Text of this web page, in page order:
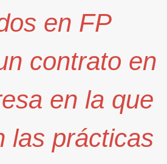
en FP
contrato en
en la que
las prácticas